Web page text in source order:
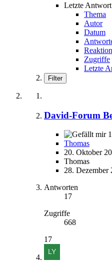
Letzte Antwort
Thema
Autor
Datum
Zugriffe
Letzte
Filter
David-Forum
Thomas
20. Oktober
Thomas
28. Dezember
Antworten
17
Zugriffe
668
17